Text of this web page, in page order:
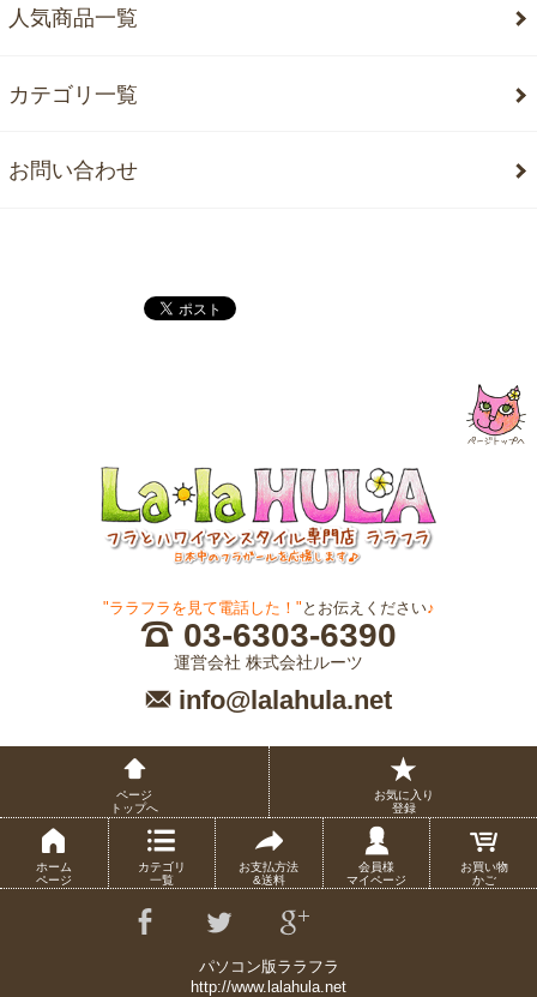
人気商品一覧
カテゴリ一覧
お問い合わせ
"ララフラを見て電話した！" とお伝えください♪
03-6303-6390
運営会社 株式会社ルーツ
info@lalahula.net
ページ
トップへ
お気に入り
登録
ホーム
ページ
カテゴリ
一覧
お支払方法
&送料
会員様
マイページ
お買い物
かご
パソコン版ララフラ
http://www.lalahula.net